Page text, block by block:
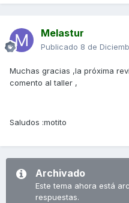
Melastur
Publicado 8 de
Muchas gracias ,la próxima
comento al taller ,
Saludos :motito
Archivado
Este tema ahora está
respuestas.